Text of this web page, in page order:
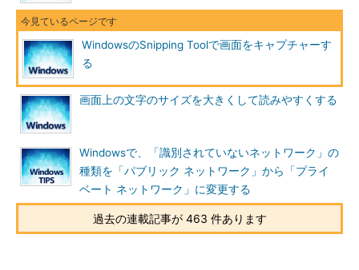
クトップ全体がこのように白っぽくなる。
具体的にはキャプチャーしたい領域の一方の角にマウス・カー
ソル（「＋」カーソル）を移動し、そこで左クリックしたまま領
域の対角にマウス・カーソルをドラッグする。選択されている領
域は、白っぽさが取れて、正常な色になる。キャプチャーしたい
領域が選択できたら、左クリックを外せば、切り取った領域が自
動的にクリップボードとSnipping Toolのウィンドウ（マークアッ
プ・ウィンドウ）にコピーされる。あとは、クリップボード内の
画像データをペイント・ツールなどに貼り付けてもよいし、
Snipping Toolのマークアップ・ウィンドウ内で線などを描き込ん
で、それをファイルに保存したり、電子メールで送信したりして
WindowsのSnipping Toolで画面をキャプチャーす
る
画面上の文字のサイズを大きくして読みやすくする
Windowsで、「識別されていないネットワーク」の
種類を「パブリック ネットワーク」から「プライ
ベート ネットワーク」に変更する
過去の連載記事が 463 件あります